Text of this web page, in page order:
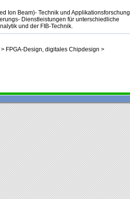
Ion Beam)- Technik und Applikationsforschung,
Dienstleistungen für unterschiedliche
und der FIB-Technik.
FPGA-Design, digitales Chipdesign >